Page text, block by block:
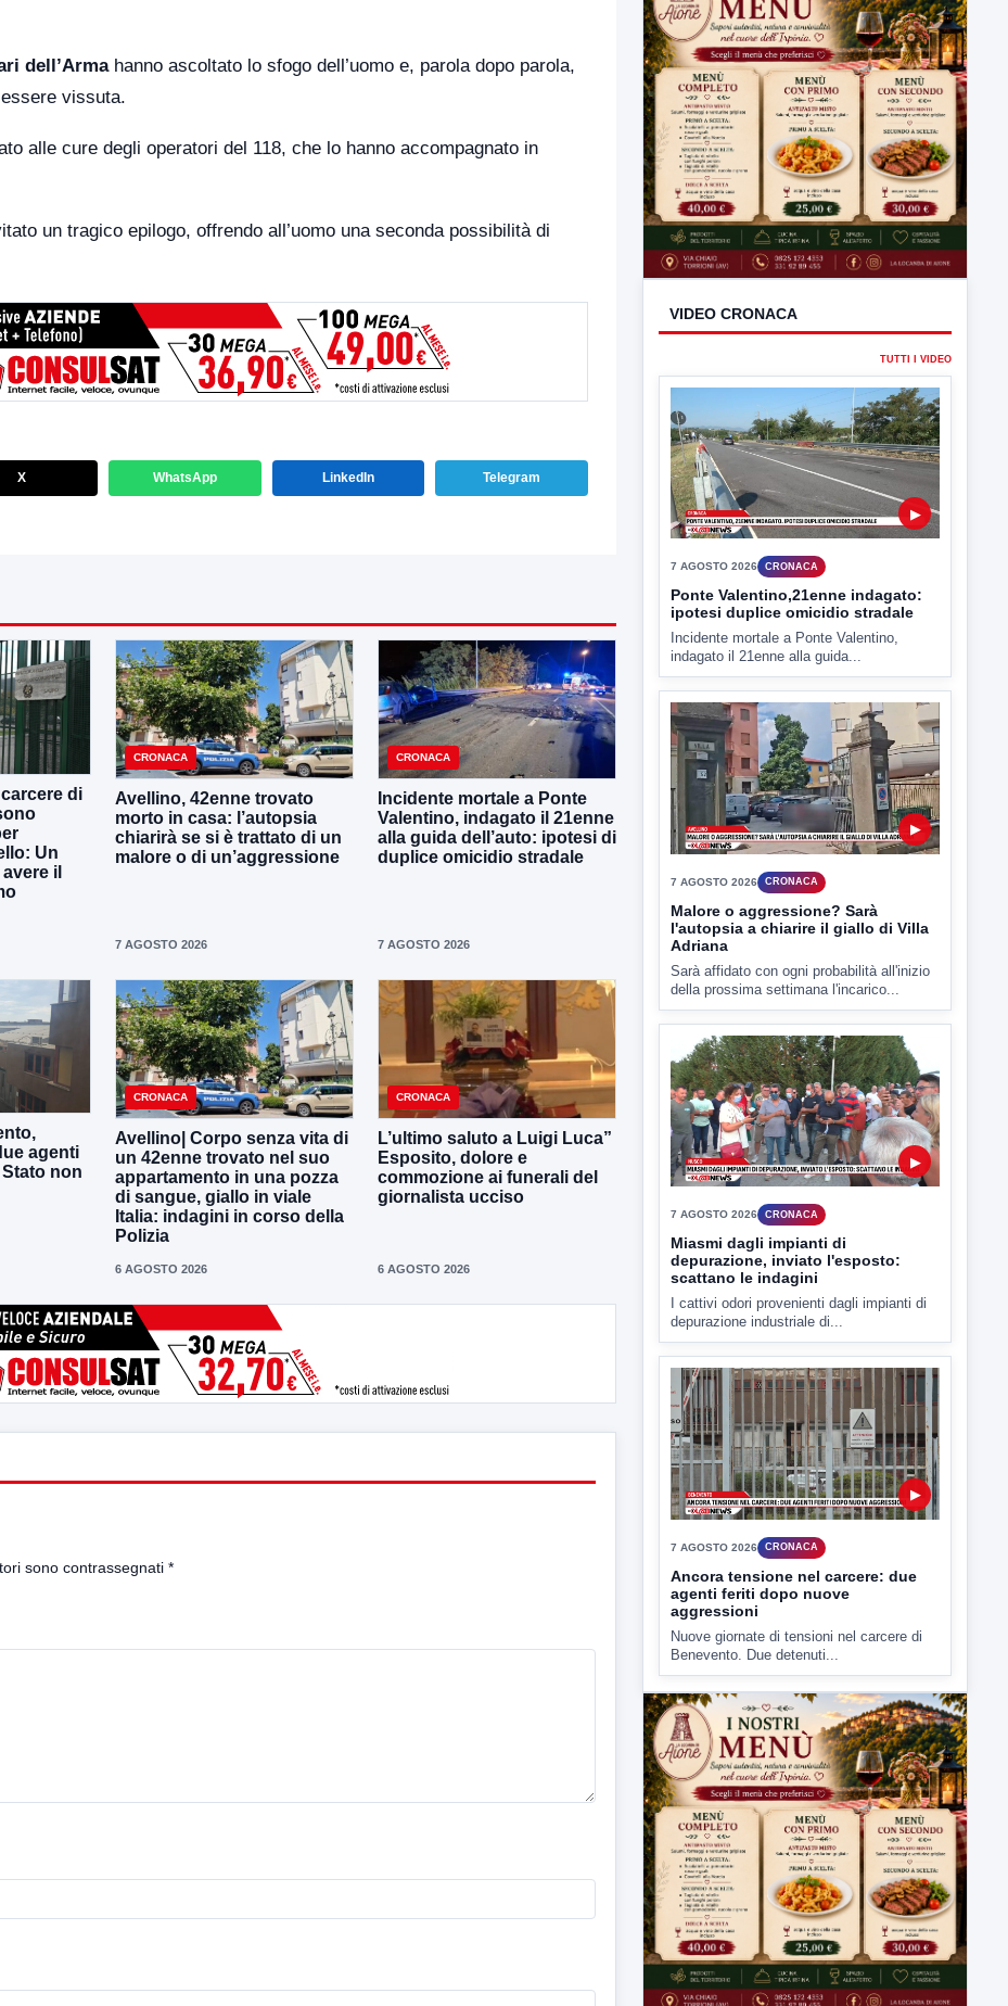
dell’Armahanno ascoltato lo sfogo dell’uomo e, parola dopo parola,
vissuta.
alle cure degli operatori del 118, che lo hanno accompagnato in
un tragico epilogo, offrendo all’uomo una seconda possibilità di
X WhatsApp LinkedIn Telegram
di
Un
il
CRONACA
Avellino, 42enne trovato
morto in casa: l’autopsia
chiarirà se si è trattato di un
malore o di un’aggressione
7 AGOSTO 2026
CRONACA
Incidente mortale a Ponte
Valentino, indagato il 21enne
alla guida dell’auto: ipotesi di
duplice omicidio stradale
7 AGOSTO 2026
agenti
non
CRONACA
Avellino| Corpo senza vita di
un 42enne trovato nel suo
appartamento in una pozza
di sangue, giallo in viale
Italia: indagini in corso della
Polizia
6 AGOSTO 2026
CRONACA
L’ultimo saluto a Luigi Luca”
Esposito, dolore e
commozione ai funerali del
giornalista ucciso
6 AGOSTO 2026
sono contrassegnati *
VIDEO CRONACA
TUTTI I VIDEO
▶
7 AGOSTO 2026 CRONACA
Ponte Valentino,21enne indagato:
ipotesi duplice omicidio stradale
Incidente mortale a Ponte Valentino,
indagato il 21enne alla guida...
7 AGOSTO 2026 CRONACA
Malore o aggressione? Sarà
l'autopsia a chiarire il giallo di Villa
Adriana
Sarà affidato con ogni probabilità all'inizio
della prossima settimana l'incarico...
7 AGOSTO 2026 CRONACA
Miasmi dagli impianti di
depurazione, inviato l'esposto:
scattano le indagini
I cattivi odori provenienti dagli impianti di
depurazione industriale di...
7 AGOSTO 2026 CRONACA
Ancora tensione nel carcere: due
agenti feriti dopo nuove
aggressioni
Nuove giornate di tensioni nel carcere di
Benevento. Due detenuti...